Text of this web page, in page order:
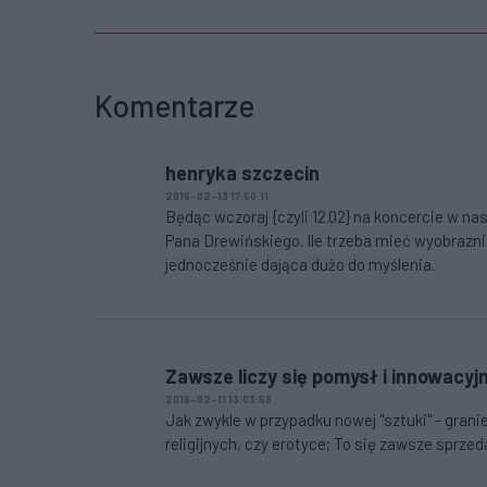
Komentarze
henryka szczecin
2016-02-13 17:50:11
Będąc wczoraj {czyli 12.02} na koncercie w
Pana Drewińskiego. Ile trzeba mieć
jednocześnie dająca dużo do myślenia.
Zawsze liczy się pomysł i
2016-02-11 13:03:58
Jak zwykle w przypadku nowej "sztuki" -
religijnych, czy erotyce; To się zawsze